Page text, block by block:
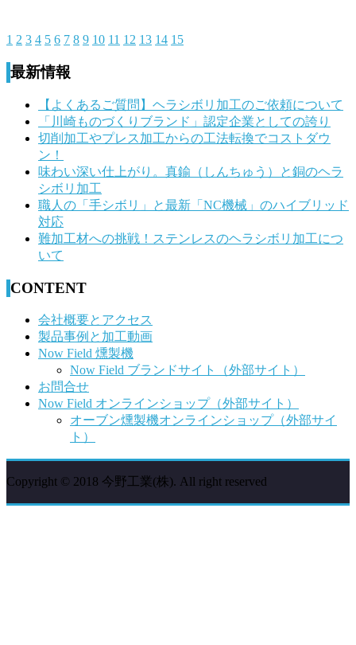
1 2 3 4 5 6 7 8 9 10 11 12 13 14 15
最新情報
【よくあるご質問】ヘラシボリ加工のご依頼について
「川崎ものづくりブランド」認定企業としての誇り
切削加工やプレス加工からの工法転換でコストダウ
ン！
味わい深い仕上がり。真鍮（しんちゅう）と銅のヘラ
シボリ加工
職人の「手シボリ」と最新「NC機械」のハイブリッド
対応
難加工材への挑戦！ステンレスのヘラシボリ加工につ
いて
CONTENT
会社概要とアクセス
製品事例と加工動画
Now Field 燻製機
Now Field ブランドサイト（外部サイト）
お問合せ
Now Field オンラインショップ（外部サイト）
オーブン燻製機オンラインショップ（外部サイ
ト）
Copyright © 2018 今野工業(株). All right reserved